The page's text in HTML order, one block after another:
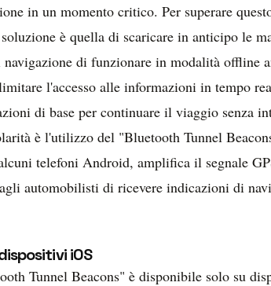
in un momento critico. Per superare
è quella di scaricare in anticipo le
di funzionare in modalità offline
l'accesso alle informazioni in tempo
di base per continuare il viaggio senza
è l'utilizzo del "Bluetooth Tunnel
telefoni Android, amplifica il segnale
automobilisti di ricevere indicazioni di
iOS
Tunnel Beacons" è disponibile solo su